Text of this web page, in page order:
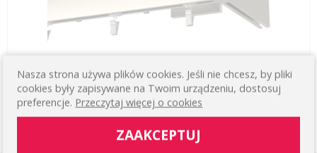
KARNISZ PRESTIGE Z KOŃCÓWKĄ DO ŚCIANY W
KOLORZE ALUMINIUM SZCZOTKOWANE
449,57 zł
Nasza strona używa plików cookies. Jeśli nie chcesz, by pliki
cookies były zapisywane na Twoim urządzeniu, dostosuj
preferencje. Przeczytaj więcej o cookies
ZAAKCEPTUJ